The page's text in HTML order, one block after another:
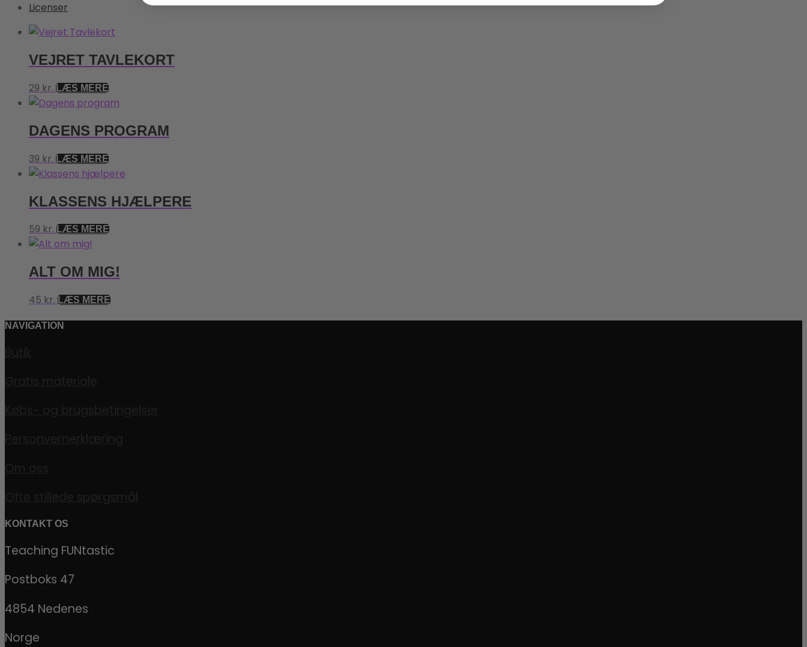
Licenser
VEJRET TAVLEKORT
29 kr. LÆS MERE
DAGENS PROGRAM
39 kr. LÆS MERE
KLASSENS HJÆLPERE
59 kr. LÆS MERE
ALT OM MIG!
45 kr. LÆS MERE
NAVIGATION
KONTAKT OS
Teaching FUNtastic
Postboks 47
4854 Nedenes
Norge